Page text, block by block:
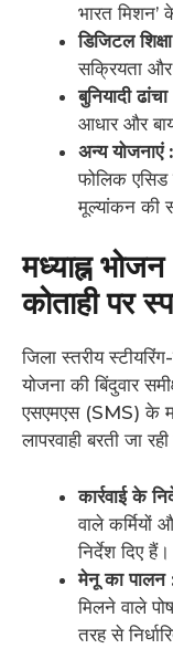
भारत मिशन’
डिजिटल
सक्रियता और
बुनियादी ढांचा
आधार और
अन्य योजनाएं :
फोलिक एसिड
मूल्यांकन की
मध्याह्न
कोताही पर
जिला स्तरीय
योजना की बिंदुवार
एसएमएस (SMS) के
लापरवाही बरती जा
कार्रवाई के
वाले कर्मियों
निर्देश दिए हैं।
मेनू का पालन
मिलने वाले
तरह से